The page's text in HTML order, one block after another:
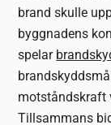
brand skulle
byggnadens
spelar
motståndskraft
Tillsammans